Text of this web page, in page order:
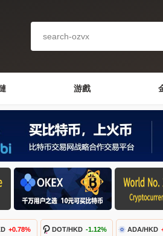
游戲
+0.78% DOT/HKD -1.12% ADA/HKD